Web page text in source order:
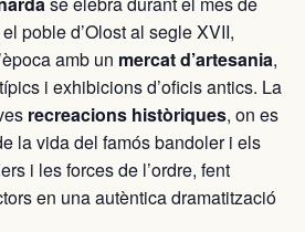
poble d’Olost al segle XVII,
amb un mercat d’artesania,
i exhibicions d’oficis antics. La
recreacions històriques, on es
la vida del famós bandoler i els
i les forces de l’ordre, fent
en una autèntica dramatització